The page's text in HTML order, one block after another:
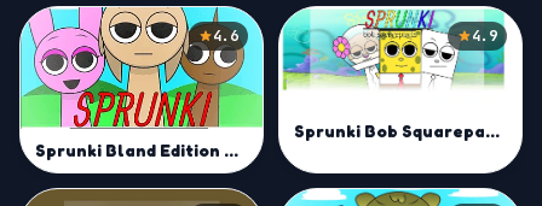
4.6
Sprunki Bland Edition Mod
4.9
Sprunki Bob Squarepants Mod